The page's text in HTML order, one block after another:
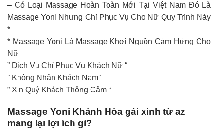
– Có Loại Massage Hoàn Toàn Mới Tại Việt Nam Đó Là
Massage Yoni Nhưng Chỉ Phục Vụ Cho Nữ Quy Trình Này
*
* Massage Yoni Là Massage Khơi Nguồn Cảm Hứng Cho
Nữ
” Dịch Vụ Chỉ Phục Vụ Khách Nữ “
” Không Nhận Khách Nam”
” Xin Quý Khách Thông Cảm “
Massage Yoni Khánh Hòa gái xinh từ az
mang lại lợi ích gì?